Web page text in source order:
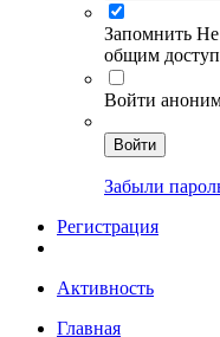
Запомнить Не
общим
Войти
Войти
Забыли
Регистрация
Активность
Главная